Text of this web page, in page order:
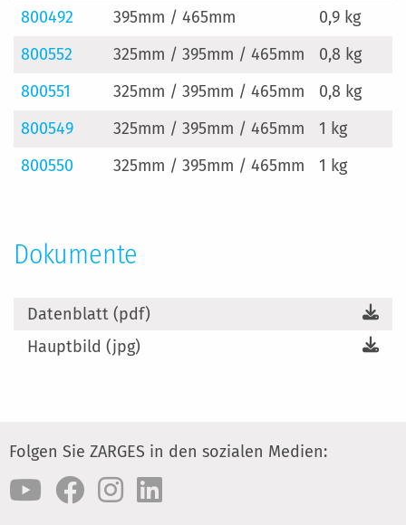
800492
395mm / 465mm 0,9 kg
800552
325mm / 395mm / 465mm 0,8 kg
800551
325mm / 395mm / 465mm 0,8 kg
800549
325mm / 395mm / 465mm 1 kg
800550
325mm / 395mm / 465mm 1 kg
Dokumente
Datenblatt (pdf)
Hauptbild (jpg)
Folgen Sie ZARGES in den sozialen Medien: